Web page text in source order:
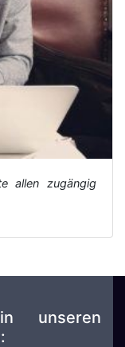
allen zugängig
unseren